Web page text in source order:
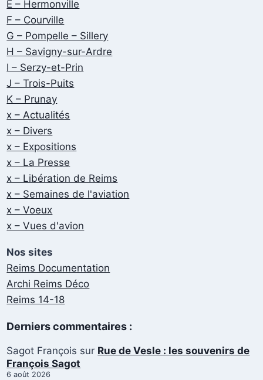
E – Hermonville
F – Courville
G – Pompelle – Sillery
H – Savigny-sur-Ardre
I – Serzy-et-Prin
J – Trois-Puits
K – Prunay
x – Actualités
x – Divers
x – Expositions
x – La Presse
x – Libération de Reims
x – Semaines de l'aviation
x – Voeux
x – Vues d'avion
Nos sites
Reims Documentation
Archi Reims Déco
Reims 14-18
Derniers commentaires :
Sagot François sur Rue de Vesle : les souvenirs de
François Sagot
6 août 2026